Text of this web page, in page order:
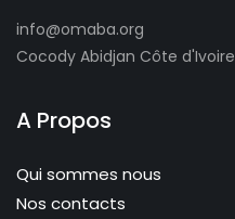
info@omaba.org
Cocody Abidjan Côte d'Ivoire
A Propos
Qui sommes nous
Nos contacts